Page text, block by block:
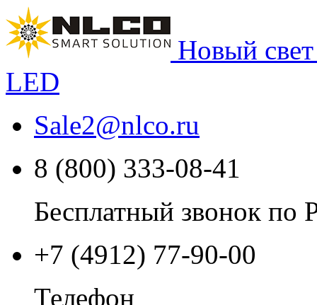
Новый
LED
Sale2@nlco.ru
8 (800) 333-08-41
Бесплатный звонок по
+7 (4912) 77-90-00
Телефон